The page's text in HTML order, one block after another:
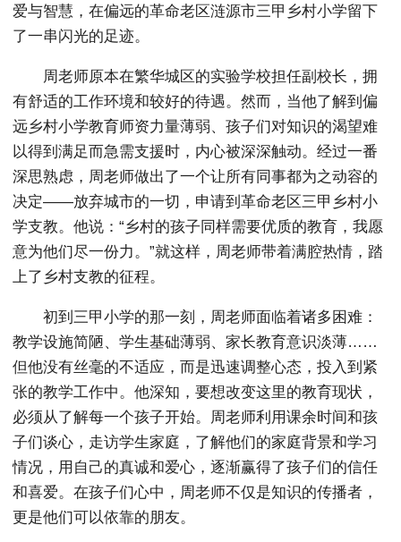
爱与智慧，在偏远的革命老区涟源市三甲乡村小学留下
了一串闪光的足迹。
周老师原本在繁华城区的实验学校担任副校长，拥
有舒适的工作环境和较好的待遇。然而，当他了解到偏
远乡村小学教育师资力量薄弱、孩子们对知识的渴望难
以得到满足而急需支援时，内心被深深触动。经过一番
深思熟虑，周老师做出了一个让所有同事都为之动容的
决定——放弃城市的一切，申请到革命老区三甲乡村小
学支教。他说：“乡村的孩子同样需要优质的教育，我愿
意为他们尽一份力。”就这样，周老师带着满腔热情，踏
上了乡村支教的征程。
初到三甲小学的那一刻，周老师面临着诸多困难：
教学设施简陋、学生基础薄弱、家长教育意识淡薄……
但他没有丝毫的不适应，而是迅速调整心态，投入到紧
张的教学工作中。他深知，要想改变这里的教育现状，
必须从了解每一个孩子开始。周老师利用课余时间和孩
子们谈心，走访学生家庭，了解他们的家庭背景和学习
情况，用自己的真诚和爱心，逐渐赢得了孩子们的信任
和喜爱。在孩子们心中，周老师不仅是知识的传播者，
更是他们可以依靠的朋友。